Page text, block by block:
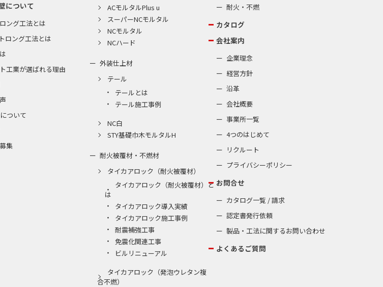
について
ング工法とは
ロング工法とは
工業が選ばれる理由
ついて
集
ACモルタルPlus u
スーパーNCモルタル
NCモルタル
NCハード
外装仕上材
テール
テールとは
テール施工事例
NC白
STY基礎巾木モルタルH
耐火被覆材・不燃材
タイカアロック（耐火被覆材）
タイカアロック（耐火被覆材）と
は
タイカアロック導入実績
タイカアロック施工事例
耐震補強工事
免震化関連工事
ビルリニューアル
タイカアロック（発泡ウレタン複
合不燃）
耐火・不燃
カタログ
会社案内
企業理念
経営方針
沿革
会社概要
事業所一覧
4つのはじめて
リクルート
プライバシーポリシー
お問合せ
カタログ一覧 / 請求
認定書発行依頼
製品・工法に関するお問い合わせ
よくあるご質問